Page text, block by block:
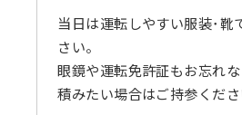
当日は運転しやすい服装･靴
さい。
眼鏡や運転免許証もお忘れ
積みたい場合はご持参くださ